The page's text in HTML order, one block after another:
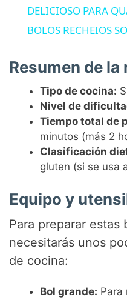
DELICIOSO PARA
BOLOS RECHEIOS
Resumen de la
Tipo de cocina:
Nivel de
Tiempo total de
minutos (más 2
Clasificación
gluten (si se usa
Equipo y
Para preparar estas
necesitarás unos
de cocina:
Bol grande: Para